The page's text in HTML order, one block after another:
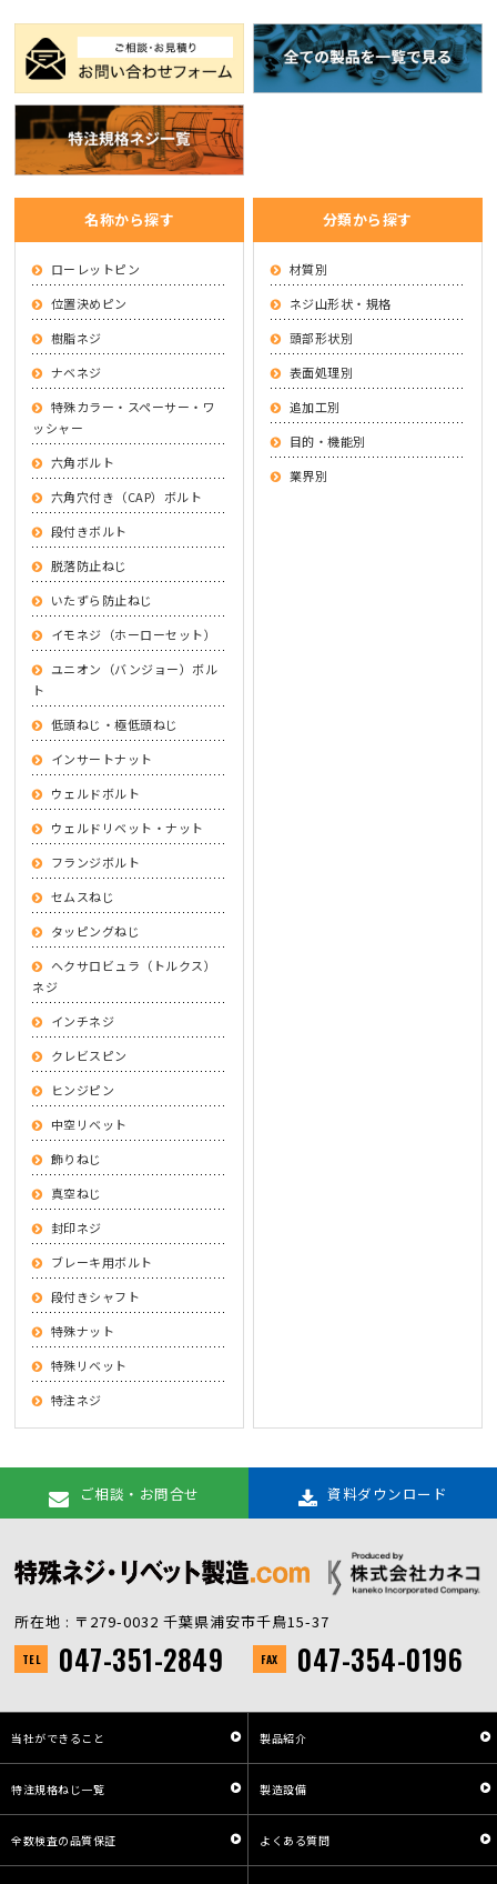
名称から探す
ローレットピン
位置決めピン
樹脂ネジ
ナベネジ
特殊カラー・スペーサー・ワ
ッシャー
六角ボルト
六角穴付き（CAP）ボルト
段付きボルト
脱落防止ねじ
いたずら防止ねじ
イモネジ（ホーローセット）
ユニオン（バンジョー）ボル
ト
低頭ねじ・極低頭ねじ
インサートナット
ウェルドボルト
ウェルドリベット・ナット
フランジボルト
セムスねじ
タッピングねじ
ヘクサロビュラ（トルクス）
ネジ
インチネジ
クレビスピン
ヒンジピン
中空リベット
飾りねじ
真空ねじ
封印ネジ
ブレーキ用ボルト
段付きシャフト
特殊ナット
特殊リベット
特注ネジ
分類から探す
材質別
ネジ山形状・規格
頭部形状別
表面処理別
追加工別
目的・機能別
業界別
ご相談・お問合せ 資料ダウンロード
所在地 : 〒279-0032 千葉県浦安市千鳥15-37
TEL 047-351-2849 FAX 047-354-0196
当社ができること 製品紹介
特注規格ねじ一覧 製造設備
全数検査の品質保証 よくある質問